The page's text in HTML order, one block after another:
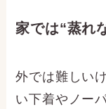
家では“蒸れ
外では難しい
い下着やノー